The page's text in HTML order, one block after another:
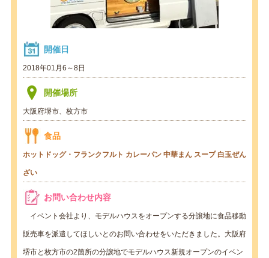
開催日
2018年01月6～8日
開催場所
大阪府堺市、枚方市
食品
ホットドッグ・フランクフルト カレーパン 中華まん スープ 白玉ぜん
ざい
お問い合わせ内容
イベント会社より、モデルハウスをオープンする分譲地に食品移動
販売車を派遣してほしいとのお問い合わせをいただきました。大阪府
堺市と枚方市の2箇所の分譲地でモデルハウス新規オープンのイベン